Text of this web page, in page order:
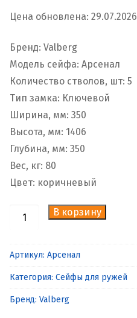
Цена обновлена: 29.07.2026
Бренд: Valberg
Модель сейфа: Арсенал
Количество стволов, шт: 5
Тип замка: Ключевой
Ширина, мм: 350
Высота, мм: 1406
Глубина, мм: 350
Вес, кг: 80
Цвет: коричневый
Количество
сейф
Valberg
Арсенал
В корзину
Артикул: Арсенал
Категория: Сейфы для ружей
Бренд: Valberg